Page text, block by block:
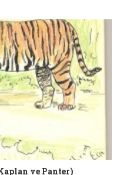
ve Panter)